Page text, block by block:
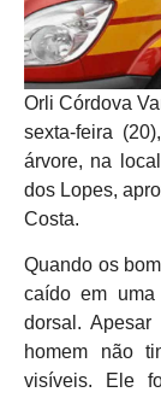
Orli Córdova
sexta-feira
árvore, na
dos Lopes,
Costa.
Quando os
caído em uma
dorsal.
homem não
visíveis. Ele